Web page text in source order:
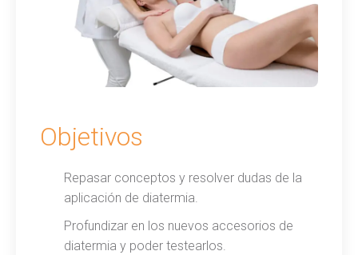
Objetivos
Repasar conceptos y resolver dudas de la
aplicación de diatermia.
Profundizar en los nuevos accesorios de
diatermia y poder testearlos.